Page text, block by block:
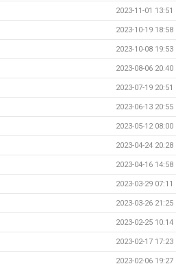
2023-11-01 13:51
2023-10-19 18:58
2023-10-08 19:53
2023-08-06 20:40
2023-07-19 20:51
2023-06-13 20:55
2023-05-12 08:00
2023-04-24 20:28
2023-04-16 14:58
2023-03-29 07:11
2023-03-26 21:25
2023-02-25 10:14
2023-02-17 17:23
2023-02-06 19:27